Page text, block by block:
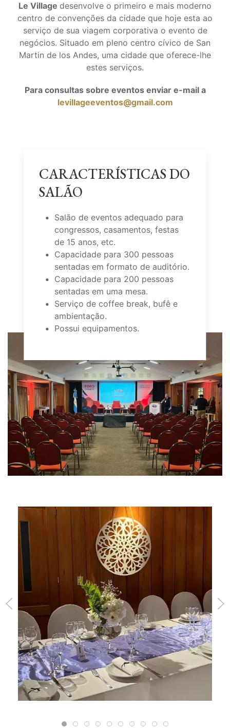
Le Village desenvolve o primeiro e mais moderno
centro de convenções da cidade que hoje esta ao
serviço de sua viagem corporativa o evento de
negócios. Situado em pleno centro cívico de San
Martin de los Andes, uma cidade que oferece-lhe
estes serviços.
Para consultas sobre eventos enviar e-mail a
levillageeventos@gmail.com
CARACTERÍSTICAS DO
SALÃO
Salão de eventos adequado para
congressos, casamentos, festas
de 15 anos, etc.
Capacidade para 300 pessoas
sentadas em formato de auditório.
Capacidade para 200 pessoas
sentadas em uma mesa.
Serviço de coffee break, bufê e
ambientação.
Possui equipamentos.